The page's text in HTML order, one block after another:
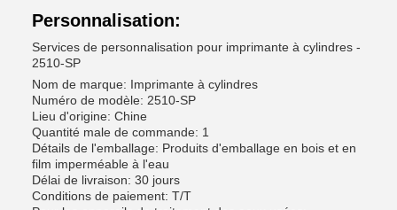
Personnalisation:
Services de personnalisation pour imprimante à cylindres -
2510-SP
Nom de marque: Imprimante à cylindres
Numéro de modèle: 2510-SP
Lieu d'origine: Chine
Quantité male de commande: 1
Détails de l'emballage: Produits d'emballage en bois et en
film imperméable à l'eau
Délai de livraison: 30 jours
Conditions de paiement: T/T